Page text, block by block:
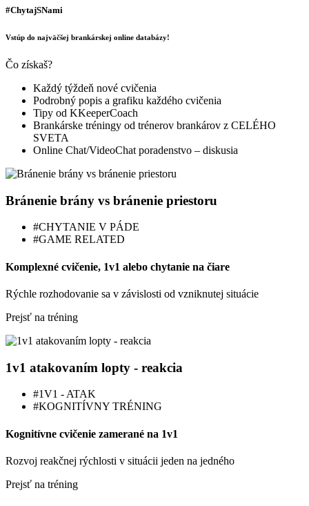
#ChytajSNami
Vstúp do najväčšej brankárskej online databázy!
Čo získaš?
Každý týždeň nové cvičenia
Podrobný popis a grafiku každého cvičenia
Tipy od KKeeperCoach
Brankárske tréningy od trénerov brankárov z CELÉHO
SVETA
Online Chat/VideoChat poradenstvo – diskusia
Bránenie brány vs bránenie priestoru
#CHYTANIE V PÁDE
#GAME RELATED
Komplexné cvičenie, 1v1 alebo chytanie na čiare
Rýchle rozhodovanie sa v závislosti od vzniknutej situácie
Prejsť na tréning
1v1 atakovaním lopty - reakcia
#1V1 - ATAK
#KOGNITÍVNY TRÉNING
Kognitívne cvičenie zamerané na 1v1
Rozvoj reakčnej rýchlosti v situácii jeden na jedného
Prejsť na tréning